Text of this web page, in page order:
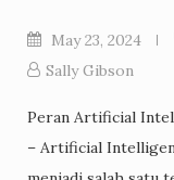
May 23, 2024
Sally Gibson
Peran Artificial
– Artificial